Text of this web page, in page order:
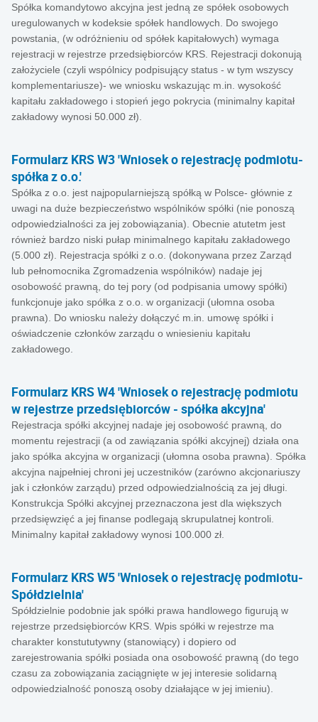
Spółka komandytowo akcyjna jest jedną ze spółek osobowych
uregulowanych w kodeksie spółek handlowych. Do swojego
powstania, (w odróżnieniu od spółek kapitałowych) wymaga
rejestracji w rejestrze przedsiębiorców KRS. Rejestracji dokonują
założyciele (czyli wspólnicy podpisujący status - w tym wszyscy
komplementariusze)- we wniosku wskazując m.in. wysokość
kapitału zakładowego i stopień jego pokrycia (minimalny kapitał
zakładowy wynosi 50.000 zł).
Formularz KRS W3 'Wniosek o rejestrację podmiotu-
spółka z o.o.'
Spółka z o.o. jest najpopularniejszą spółką w Polsce- głównie z
uwagi na duże bezpieczeństwo wspólników spółki (nie ponoszą
odpowiedzialności za jej zobowiązania). Obecnie atutetm jest
również bardzo niski pułap minimalnego kapitału zakładowego
(5.000 zł). Rejestracja spółki z o.o. (dokonywana przez Zarząd
lub pełnomocnika Zgromadzenia wspólników) nadaje jej
osobowość prawną, do tej pory (od podpisania umowy spółki)
funkcjonuje jako spółka z o.o. w organizacji (ułomna osoba
prawna). Do wniosku należy dołączyć m.in. umowę spółki i
oświadczenie członków zarządu o wniesieniu kapitału
zakładowego.
Formularz KRS W4 'Wniosek o rejestrację podmiotu
w rejestrze przedsiębiorców - spółka akcyjna'
Rejestracja spółki akcyjnej nadaje jej osobowość prawną, do
momentu rejestracji (a od zawiązania spółki akcyjnej) działa ona
jako spółka akcyjna w organizacji (ułomna osoba prawna). Spółka
akcyjna najpełniej chroni jej uczestników (zarówno akcjonariuszy
jak i członków zarządu) przed odpowiedzialnością za jej długi.
Konstrukcja Spółki akcyjnej przeznaczona jest dla większych
przedsięwzięć a jej finanse podlegają skrupulatnej kontroli.
Minimalny kapitał zakładowy wynosi 100.000 zł.
Formularz KRS W5 'Wniosek o rejestrację podmiotu-
Spółdzielnia'
Spółdzielnie podobnie jak spółki prawa handlowego figurują w
rejestrze przedsiębiorców KRS. Wpis spółki w rejestrze ma
charakter konstututywny (stanowiący) i dopiero od
zarejestrowania spółki posiada ona osobowość prawną (do tego
czasu za zobowiązania zaciągnięte w jej interesie solidarną
odpowiedzialność ponoszą osoby działające w jej imieniu).